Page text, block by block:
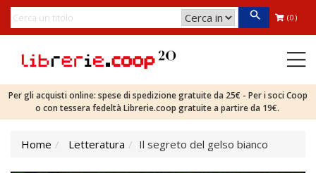
(0)
Per gli acquisti online: spese di spedizione gratuite da 25€ - Per i soci Coop
o con tessera fedeltà Librerie.coop gratuite a partire da 19€.
Home Letteratura Il segreto del gelso bianco